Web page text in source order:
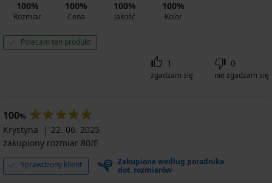
100%
Rozmiar
100%
Cena
100%
Jakość
100%
Kolor
Polecam ten produkt
1
zgadzam się
0
nie zgadzam się
100%
Krystyna
22. 06. 2025
zakupiony rozmiar 80/E
Sprawdzony klient
Zakupione według poradnika
dot. rozmiarów